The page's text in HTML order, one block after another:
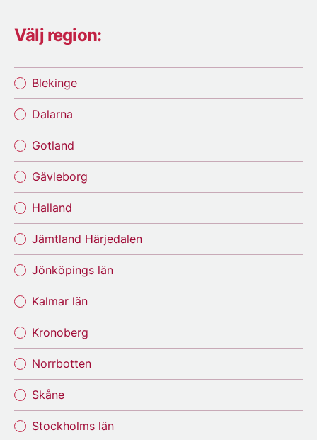
Välj region:
Blekinge
Dalarna
Gotland
Gävleborg
Halland
Jämtland Härjedalen
Jönköpings län
Kalmar län
Kronoberg
Norrbotten
Skåne
Stockholms län